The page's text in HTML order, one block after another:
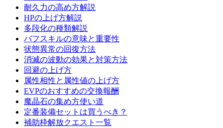
耐久力の高め方解説
HPの上げ方解説
多段化の種類解説
バフスキルの意味と重要性
状態異常の回復方法
消滅の波動の効果と対策方法
回避の上げ方
属性相性と属性値の上げ方
EVPのおすすめの交換報酬
魔晶石の集め方使い道
定番装備セットは買うべき？
補助枠解放クエスト一覧